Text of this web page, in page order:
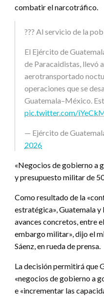
combatir el narcotráfico.
??? Al servicio de la
El Ejército de
de Paracaidistas, llevó
aerotransportado
operaciones que se
Guatemala–México.
pic.twitter.com/
— Ejército de
2026
«Negocios de gobierno a
y presupuesto militar de
Como resultado de la
estratégica», Guatemala
avances concretos, entre
embargo militar», dijo el
Sáenz, en rueda de prensa.
La decisión permitirá que
«negocios de gobierno a
e «incrementar las